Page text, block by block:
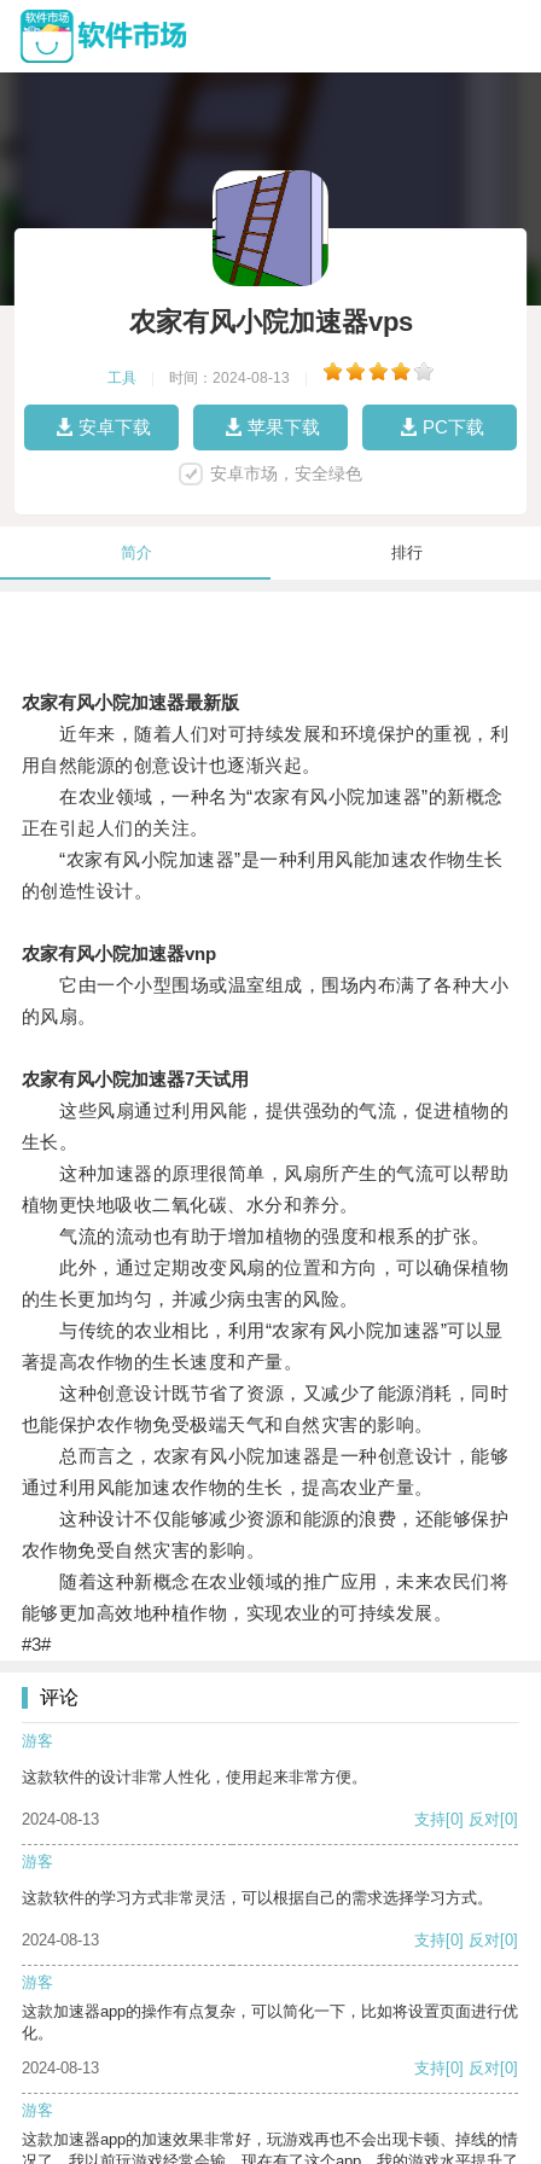
农家有风小院加速器vps
工具 时间：2024-08-13
安卓下载 苹果下载 PC下载
安卓市场，安全绿色
简介 排行
农家有风小院加速器最新版
近年来，随着人们对可持续发展和环境保护的重视，利
用自然能源的创意设计也逐渐兴起。
在农业领域，一种名为“农家有风小院加速器”的新概念
正在引起人们的关注。
“农家有风小院加速器”是一种利用风能加速农作物生长
的创造性设计。
农家有风小院加速器vnp
它由一个小型围场或温室组成，围场内布满了各种大小
的风扇。
农家有风小院加速器7天试用
这些风扇通过利用风能，提供强劲的气流，促进植物的
生长。
这种加速器的原理很简单，风扇所产生的气流可以帮助
植物更快地吸收二氧化碳、水分和养分。
气流的流动也有助于增加植物的强度和根系的扩张。
此外，通过定期改变风扇的位置和方向，可以确保植物
的生长更加均匀，并减少病虫害的风险。
与传统的农业相比，利用“农家有风小院加速器”可以显
著提高农作物的生长速度和产量。
这种创意设计既节省了资源，又减少了能源消耗，同时
也能保护农作物免受极端天气和自然灾害的影响。
总而言之，农家有风小院加速器是一种创意设计，能够
通过利用风能加速农作物的生长，提高农业产量。
这种设计不仅能够减少资源和能源的浪费，还能够保护
农作物免受自然灾害的影响。
随着这种新概念在农业领域的推广应用，未来农民们将
能够更加高效地种植作物，实现农业的可持续发展。
#3#
评论
游客
这款软件的设计非常人性化，使用起来非常方便。
2024-08-13 支持[0] 反对[0]
游客
这款软件的学习方式非常灵活，可以根据自己的需求选择学习方式。
2024-08-13 支持[0] 反对[0]
游客
这款加速器app的操作有点复杂，可以简化一下，比如将设置页面进行优
化。
2024-08-13
支持[0] 反对[0]
游客
这款加速器app的加速效果非常好，玩游戏再也不会出现卡顿、掉线的情